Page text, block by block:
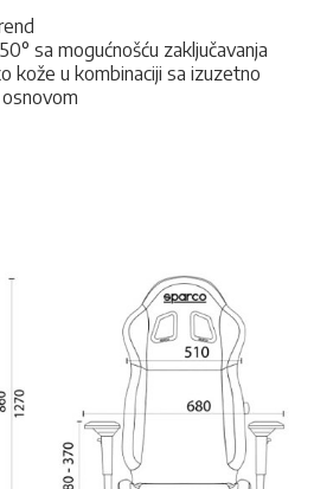
° sa mogućnošću zaključavanja
kože u kombinaciji sa izuzetno